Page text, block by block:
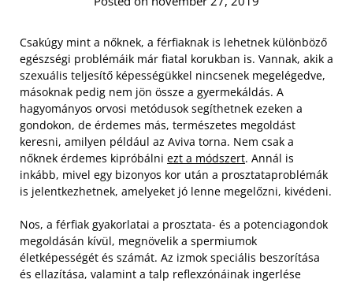
Csakúgy mint a nőknek, a férfiaknak is lehetnek különböző
egészségi problémáik már fiatal korukban is. Vannak, akik a
szexuális teljesítő képességükkel nincsenek megelégedve,
másoknak pedig nem jön össze a gyermekáldás. A
hagyományos orvosi metódusok segíthetnek ezeken a
gondokon, de érdemes más, természetes megoldást
keresni, amilyen például az Aviva torna. Nem csak a
nőknek érdemes kipróbálni ezt a módszert. Annál is
inkább, mivel egy bizonyos kor után a prosztataproblémák
is jelentkezhetnek, amelyeket jó lenne megelőzni, kivédeni.
Nos, a férfiak gyakorlatai a prosztata- és a potenciagondok
megoldásán kívül, megnövelik a spermiumok
életképességét és számát. Az izmok speciális beszorítása
és ellazítása, valamint a talp reflexzónáinak ingerlése